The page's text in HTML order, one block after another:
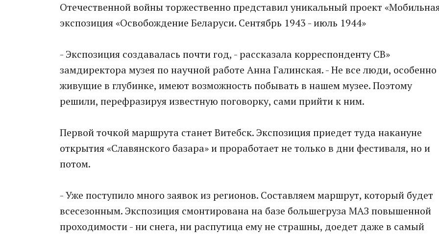
Отечественной войны торжественно представил уникальный проект
экспозиция «Освобождение Беларуси. Сентябрь 1943 - июль 1944»
- Экспозиция создавалась почти год, - рассказала корреспонденту СВ»
замдиректора музея по научной работе Анна Галинская. - Не все люди, особенно
живущие в глубинке, имеют возможность побывать в нашем музее. Поэтому
решили, перефразируя известную поговорку, сами прийти к ним.
Первой точкой маршрута станет Витебск. Экспозиция приедет туда накануне
открытия «Славянского базара» и проработает не только в дни фестиваля, но и
потом.
- Уже поступило много заявок из регионов. Составляем маршрут, который будет
всесезонным. Экспозиция смонтирована на базе большегруза МАЗ повышенной
проходимости - ни снега, ни распутица ему не страшны, доедет даже в самый